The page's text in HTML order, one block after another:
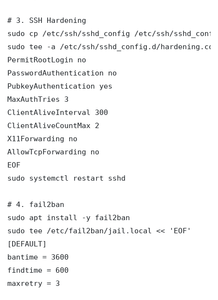
# 3. SSH Hardening
sudo cp /etc/ssh/sshd_config /etc/ssh/
sudo tee -a /etc/ssh/sshd_config.d/
PermitRootLogin no
PasswordAuthentication no
PubkeyAuthentication yes
MaxAuthTries 3
ClientAliveInterval 300
ClientAliveCountMax 2
X11Forwarding no
AllowTcpForwarding no
EOF
sudo systemctl restart sshd
# 4. fail2ban
sudo apt install -y fail2ban
sudo tee /etc/fail2ban/jail.local << 'EOF'
[DEFAULT]
bantime = 3600
findtime = 600
maxretry = 3